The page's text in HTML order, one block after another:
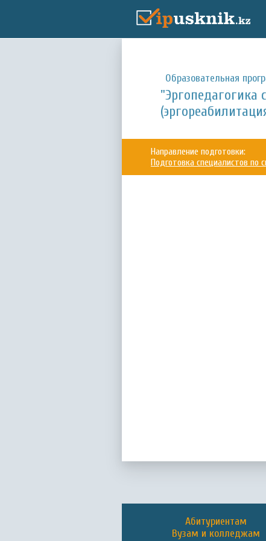
Образовательная
"Эргопедагогика
Направление подготовки:
Подготовка специалистов по
Абитуриентам
Вузам и колледжам